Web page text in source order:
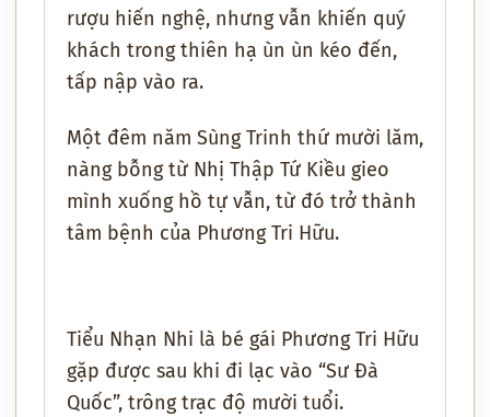
rượu hiến nghệ, nhưng vẫn khiến quý
khách trong thiên hạ ùn ùn kéo đến,
tấp nập vào ra.
Một đêm năm Sùng Trinh thứ mười lăm,
nàng bỗng từ Nhị Thập Tứ Kiều gieo
mình xuống hồ tự vẫn, từ đó trở thành
tâm bệnh của Phương Tri Hữu.
Tiểu Nhạn Nhi là bé gái Phương Tri Hữu
gặp được sau khi đi lạc vào “Sư Đà
Quốc”, trông trạc độ mười tuổi.